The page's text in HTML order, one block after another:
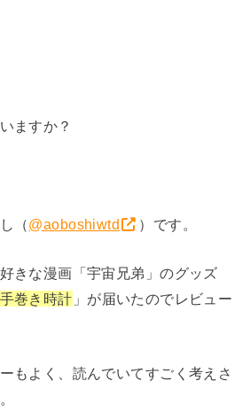
ますか？
（@aoboshiwtd ）です。
きな漫画「宇宙兄弟」のグッズ
巻き時計 」が届いたのでレビュー
もよく、読んでいてすごく考えさ